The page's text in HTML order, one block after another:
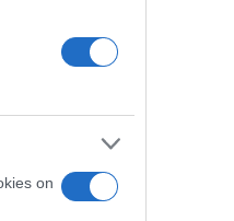
on
az Izrael-ellenes
Az olyan